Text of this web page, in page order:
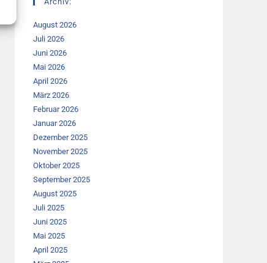
August 2026
Juli 2026
Juni 2026
Mai 2026
April 2026
März 2026
Februar 2026
Januar 2026
Dezember 2025
November 2025
Oktober 2025
September 2025
August 2025
Juli 2025
Juni 2025
Mai 2025
April 2025